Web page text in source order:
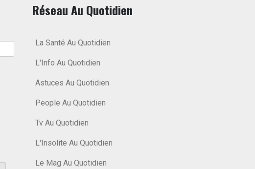
Réseau Au Quotidien
La Santé Au Quotidien
L'Info Au Quotidien
Astuces Au Quotidien
People Au Quotidien
Tv Au Quotidien
L'Insolite Au Quotidien
Le Mag Au Quotidien